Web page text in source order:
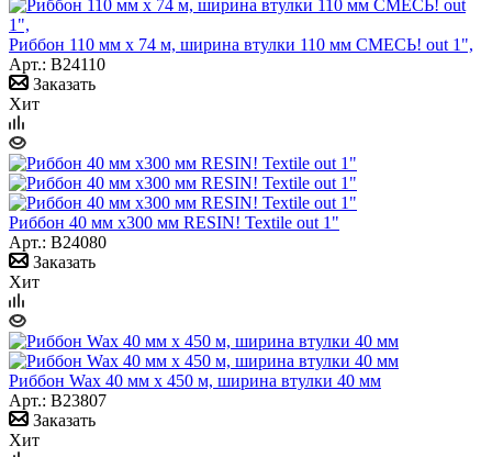
Риббон 110 мм х 74 м, ширина втулки 110 мм СМЕСЬ! out 1",
Арт.: B24110
Заказать
Хит
Риббон 40 мм х300 мм RESIN! Textile out 1"
Арт.: B24080
Заказать
Хит
Риббон Wax 40 мм х 450 м, ширина втулки 40 мм
Арт.: B23807
Заказать
Хит